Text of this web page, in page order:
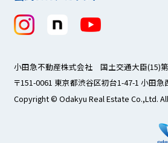
小田急不動産株式会社 国土交通大臣(15)
〒151-0061 東京都渋谷区初台1-47-1 小田急
Copyright © Odakyu Real Estate Co.,Ltd.